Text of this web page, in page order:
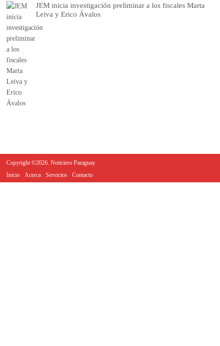
JEM inicia investigación preliminar a los fiscales Marta
Leiva y Erico Ávalos
Copyright ©2026. Noticiero Paraguay
Inicio
Acerca Servicios Contacto